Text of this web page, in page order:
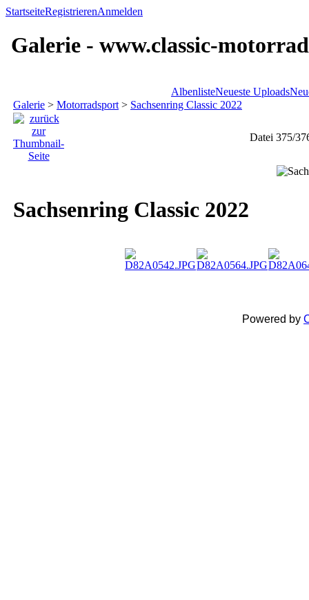
StartseiteRegistrierenAnmelden
Galerie - www.classic-
AlbenlisteNeueste Uploads
Galerie > Motorradsport > Sachsenring Classic 2022
Datei 375/
Sachsenring Classic 2022
Powered by